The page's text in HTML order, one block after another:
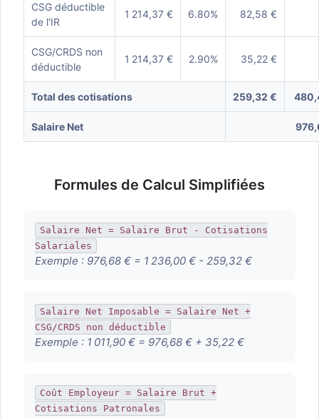
CSG déductible
de l'IR
1 214,37 € 6.80% 82,58 €
CSG/CRDS non
déductible
1 214,37 € 2.90% 35,22 €
Total des cotisations 259,32 €
Salaire Net
Formules de Calcul Simplifiées
Salaire Net = Salaire Brut - Cotisations
Salariales
Exemple : 976,68 € = 1 236,00 € - 259,32 €
Salaire Net Imposable = Salaire Net +
CSG/CRDS non déductible
Exemple : 1 011,90 € = 976,68 € + 35,22 €
Coût Employeur = Salaire Brut +
Cotisations Patronales